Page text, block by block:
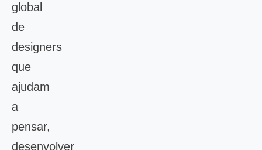
global
de
designers
que
ajudam
a
pensar,
desenvolver